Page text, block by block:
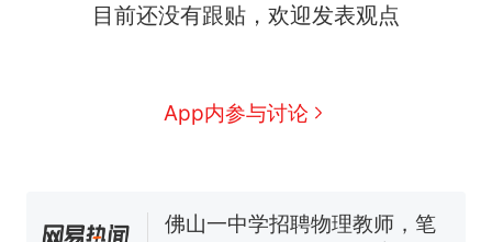
目前还没有跟贴，欢迎发表观点
App内参与讨论
交5060元才肯搬上楼！女子傻
协会回应
台风"白海豚"中心附近最大风
力已达15级 最新研判
已叫停招聘，成立调查组全面
笔试第一被第二名传话劝弃考